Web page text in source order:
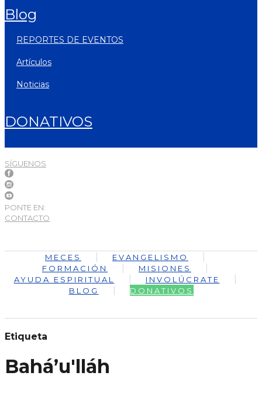
blog
REPORTES DE EVENTOS
artículos
noticias
DONATIVOS
SÍGUENOS
PONTE EN:
CONTACTO
MECES
EVANGELISMO
FORMACIÓN
MISIONES
AYUDA ESPIRITUAL
INVOLÚCRATE
BLOG
DONATIVOS
Etiqueta
Baháʼu'lláh